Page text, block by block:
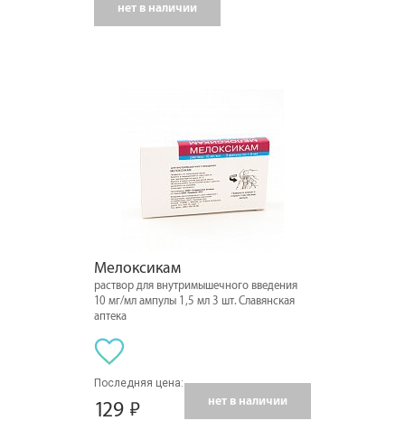
нет в наличии
Мелоксикам
раствор для внутримышечного введения
10 мг/мл ампулы 1,5 мл 3 шт. Славянская
аптека
Последняя цена:
129 нет в наличии